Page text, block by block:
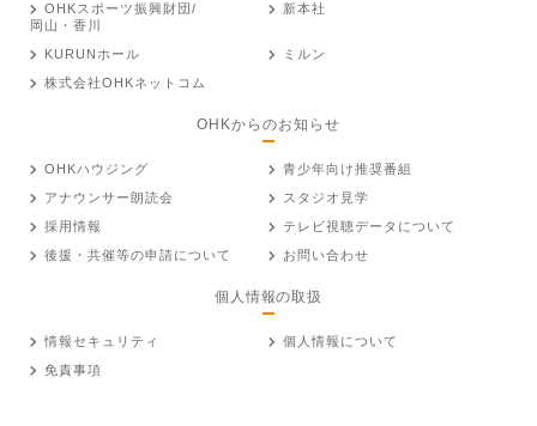
OHKスポーツ振興財団/
岡山・香川
新本社
KURUNホール
ミルン
株式会社OHKネットコム
OHKからのお知らせ
OHKハウジング
青少年向け推奨番組
アナウンサー朗読会
スタジオ見学
採用情報
テレビ視聴データについて
後援・共催等の申請について
お問い合わせ
個人情報の取扱
情報セキュリティ
個人情報について
免責事項